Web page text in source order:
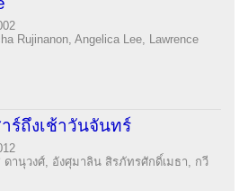
Rujinanon, Angelica Lee, Lawrence
ร์ถึงเช้าวันจันทร์
ดานุวงศ์, อังศุมาลิน สิรภัทรศักดิ์เมธา, กวี